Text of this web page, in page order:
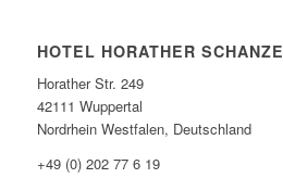
HOTEL HORATHER SCHANZE
Horather Str. 249
42111 Wuppertal
Nordrhein Westfalen, Deutschland
+49 (0) 202 77 6 19